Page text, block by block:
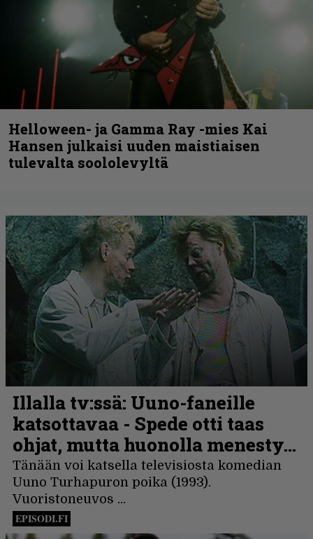
Helloween- ja Gamma Ray -mies Kai
Hansen julkaisi uuden maistiaisen
tulevalta soololevyltä